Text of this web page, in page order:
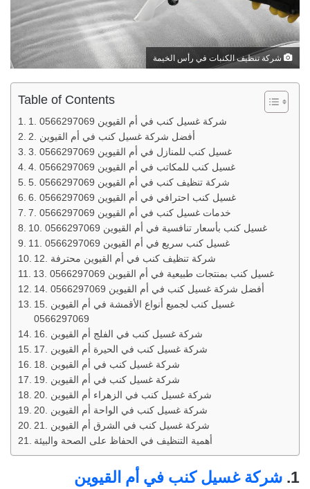
شركة تنظيف الكنبات في رأس الخيمة
Table of Contents
1. شركة غسيل كنب في أم القيوين 0566297069
2. أفضل شركة غسيل كنب في أم القيوين
3. غسيل كنب للمنازل في أم القيوين 0566297069
4. غسيل كنب للمكاتب في أم القيوين 0566297069
5. شركة تنظيف كنب في أم القيوين 0566297069
6. غسيل كنب احترافي في أم القيوين 0566297069
7. خدمات غسيل كنب في أم القيوين 0566297069
10. غسيل كنب بأسعار تنافسية في أم القيوين 0566297069
11. غسيل كنب سريع في أم القيوين 0566297069
12. شركة تنظيف كنب في أم القيوين محترفة
13. غسيل كنب بمنتجات طبيعية في أم القيوين 0566297069
14. أفضل شركة غسيل كنب في أم القيوين 0566297069
15. غسيل كنب لجميع أنواع الأقمشة في أم القيوين
0566297069
16. شركة غسيل كنب في الفلج أم القيوين
17. شركة غسيل كنب في الحيرة أم القيوين
18. شركة غسيل كنب في أم القيوين
19. شركة غسيل كنب في أم القيوين
20. شركة غسيل كنب في الزهراء أم القيوين
20. شركة غسيل كنب في الواحة أم القيوين
21. شركة غسيل كنب في الشرق أم القيوين
أهمية التنظيف في الحفاظ على الصحة والبيئة
1. شركة غسيل كنب في أم القيوين